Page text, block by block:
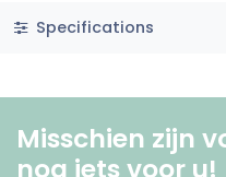
Specifications
Misschien zijn
nog iets voor u! ​